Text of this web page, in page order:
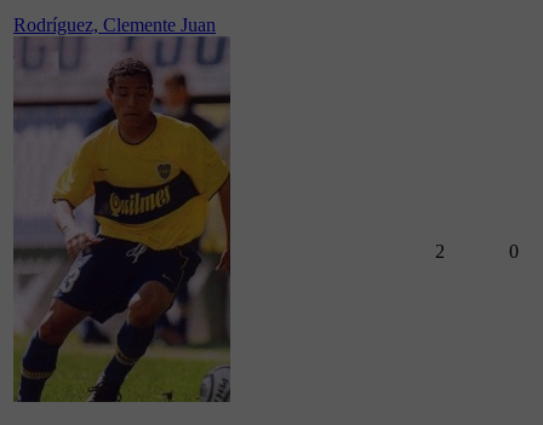
Rodríguez, Clemente Juan
2 0